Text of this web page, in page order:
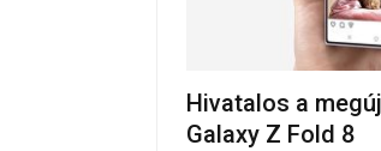
Hivatalos a
Galaxy Z Fold 8